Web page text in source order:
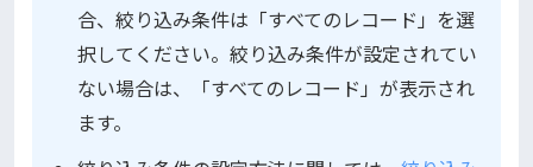
合、絞り込み条件は「すべてのレコード」を選
択してください。絞り込み条件が設定されてい
ない場合は、「すべてのレコード」が表示され
ます。